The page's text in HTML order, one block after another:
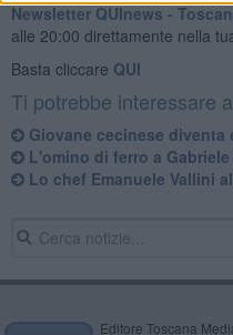
Newsletter QUInews -
alle 20:00 direttamente nella
Basta cliccare QUI
Ti potrebbe interessare
Giovane cecinese diventa
L'omino di ferro a Gabriele
Lo chef Emanuele Vallini
Editore Toscana